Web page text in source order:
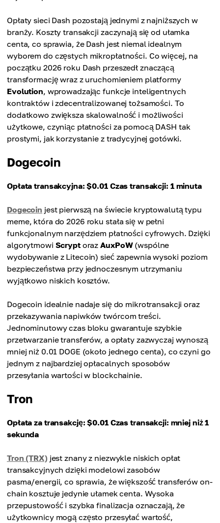
Opłaty sieci Dash pozostają jednymi z najniższych w
branży. Koszty transakcji zaczynają się od ułamka
centa, co sprawia, że Dash jest niemal idealnym
wyborem do częstych mikropłatności. Co więcej, na
początku 2026 roku Dash przeszedł znaczącą
transformację wraz z uruchomieniem platformy
Evolution, wprowadzając funkcje inteligentnych
kontraktów i zdecentralizowanej tożsamości. To
dodatkowo zwiększa skalowalność i możliwości
użytkowe, czyniąc płatności za pomocą DASH tak
prostymi, jak korzystanie z tradycyjnej gotówki.
Dogecoin
Opłata transakcyjna: $0.01 Czas transakcji: 1 minuta
Dogecoin jest pierwszą na świecie kryptowalutą typu
meme, która do 2026 roku stała się w pełni
funkcjonalnym narzędziem płatności cyfrowych. Dzięki
algorytmowi ScryptorazAuxPoW(wspólne
wydobywanie z Litecoin) sieć zapewnia wysoki poziom
bezpieczeństwa przy jednoczesnym utrzymaniu
wyjątkowo niskich kosztów.
Dogecoin idealnie nadaje się do mikrotransakcji oraz
przekazywania napiwków twórcom treści.
Jednominutowy czas bloku gwarantuje szybkie
przetwarzanie transferów, a opłaty zazwyczaj wynoszą
mniej niż 0.01 DOGE (około jednego centa), co czyni go
jednym z najbardziej opłacalnych sposobów
przesyłania wartości w blockchainie.
Tron
Opłata za transakcję: $0.01 Czas transakcji: mniej niż 1
sekunda
Tron (TRX) jest znany z niezwykle niskich opłat
transakcyjnych dzięki modelowi zasobów
pasma/energii, co sprawia, że większość transferów on-
chain kosztuje jedynie ułamek centa. Wysoka
przepustowość i szybka finalizacja oznaczają, że
użytkownicy mogą często przesyłać wartość,